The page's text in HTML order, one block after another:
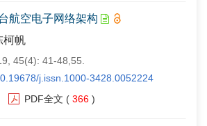
航空电子网络架构
柯帆
45(4): 41-48,55.
j.issn.1000-3428.0052224
PDF全文 ( 366 )